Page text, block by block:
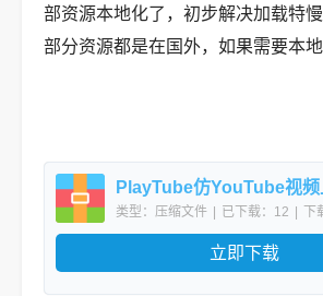
部资源本地化了，初步解决加载特
部分资源都是在国外，如果需要本地
类型：压缩文件 已下载：12
下载
立即下载